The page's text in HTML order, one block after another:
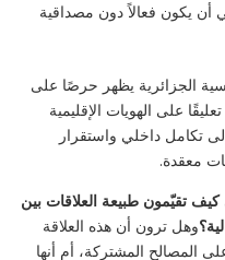
أن يكون فعالاً دون مصداقية
الجزائرية يظهر حرصًا على
على الهويات الإقليمية
تكامل داخلي واستقرار
معقدة.
كيف تقيّمون طبيعة العلاقات بين
وهل ترون أن هذه العلاقة
المصالح المشتركة، أم أنها